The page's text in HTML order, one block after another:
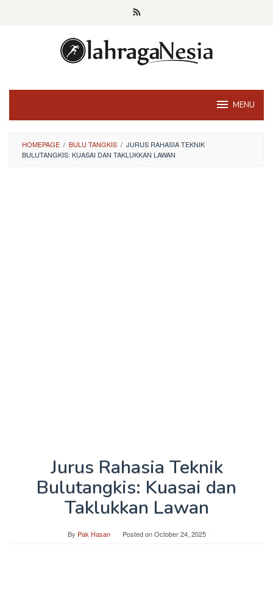
MENU
HOMEPAGE / BULU TANGKIS / JURUS RAHASIA TEKNIK
BULUTANGKIS: KUASAI DAN TAKLUKKAN LAWAN
Jurus Rahasia Teknik
Bulutangkis: Kuasai dan
Taklukkan Lawan
By Pak Hasan Posted onOctober 24, 2025